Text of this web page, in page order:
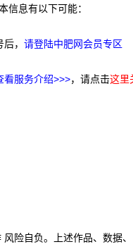
信息有以下可能：
， 请登陆中肥网会员专区
看服务介绍>>>，请点击这里
险自负。上述作品、数据